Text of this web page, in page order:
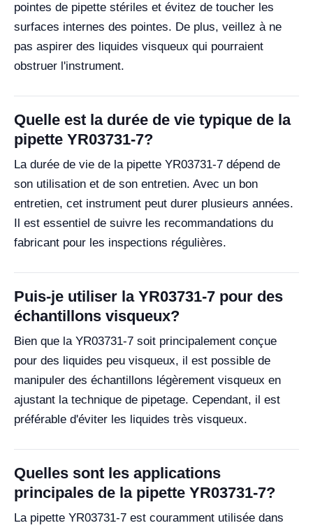
pointes de pipette stériles et évitez de toucher les
surfaces internes des pointes. De plus, veillez à ne
pas aspirer des liquides visqueux qui pourraient
obstruer l'instrument.
Quelle est la durée de vie typique de la
pipette YR03731-7?
La durée de vie de la pipette YR03731-7 dépend de
son utilisation et de son entretien. Avec un bon
entretien, cet instrument peut durer plusieurs années.
Il est essentiel de suivre les recommandations du
fabricant pour les inspections régulières.
Puis-je utiliser la YR03731-7 pour des
échantillons visqueux?
Bien que la YR03731-7 soit principalement conçue
pour des liquides peu visqueux, il est possible de
manipuler des échantillons légèrement visqueux en
ajustant la technique de pipetage. Cependant, il est
préférable d'éviter les liquides très visqueux.
Quelles sont les applications
principales de la pipette YR03731-7?
La pipette YR03731-7 est couramment utilisée dans